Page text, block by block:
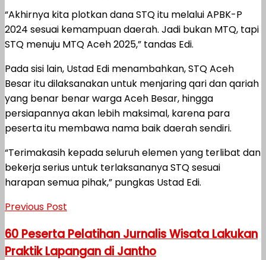
“Akhirnya kita plotkan dana STQ itu melalui APBK-P
2024 sesuai kemampuan daerah. Jadi bukan MTQ, tapi
STQ menuju MTQ Aceh 2025,” tandas Edi.
Pada sisi lain, Ustad Edi menambahkan, STQ Aceh
Besar itu dilaksanakan untuk menjaring qari dan qariah
yang benar benar warga Aceh Besar, hingga
persiapannya akan lebih maksimal, karena para
peserta itu membawa nama baik daerah sendiri.
“Terimakasih kepada seluruh elemen yang terlibat dan
bekerja serius untuk terlaksananya STQ sesuai
harapan semua pihak,” pungkas Ustad Edi.
Previous Post
60 Peserta Pelatihan Jurnalis Wisata Lakukan
Praktik Lapangan di Jantho